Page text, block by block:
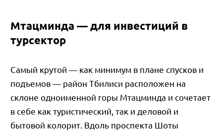
Мтацминда — для инвестиций в
турсектор
Самый крутой — как минимум в плане спусков и
подъемов — район Тбилиси расположен на
склоне одноименной горы Мтацминда и сочетает
в себе как туристический, так и деловой и
бытовой колорит. Вдоль проспекта Шоты